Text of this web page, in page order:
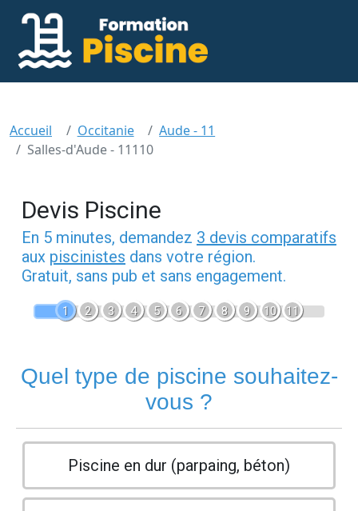
Accueil Occitanie
Aude - 11
Salles-d'Aude - 11110
Devis Piscine
En 5 minutes, demandez 3 devis comparatifs
aux piscinistes dans votre région.
Gratuit, sans pub et sans engagement.
1 2 3 4 5 6 7 8 9 10 11
Quel type de piscine souhaitez-
vous ?
Piscine en dur (parpaing, béton)